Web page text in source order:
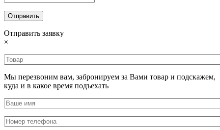
Отправить заявку
×
Мы перезвоним вам, забронируем за Вами товар и подскажем,
куда и в какое время подъехать